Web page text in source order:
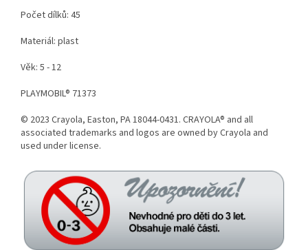
Počet dílků: 45
Materiál: plast
Věk: 5 - 12
PLAYMOBIL® 71373
© 2023 Crayola, Easton, PA 18044-0431. CRAYOLA® and all
associated trademarks and logos are owned by Crayola and
used under license.